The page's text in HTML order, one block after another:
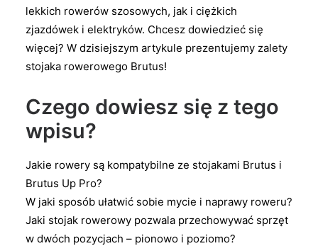
lekkich rowerów szosowych, jak i ciężkich
zjazdówek i elektryków. Chcesz dowiedzieć się
więcej? W dzisiejszym artykule prezentujemy zalety
stojaka rowerowego Brutus!
Czego dowiesz się z tego
wpisu?
Jakie rowery są kompatybilne ze stojakami Brutus i
Brutus Up Pro?
W jaki sposób ułatwić sobie mycie i naprawy roweru?
Jaki stojak rowerowy pozwala przechowywać sprzęt
w dwóch pozycjach – pionowo i poziomo?